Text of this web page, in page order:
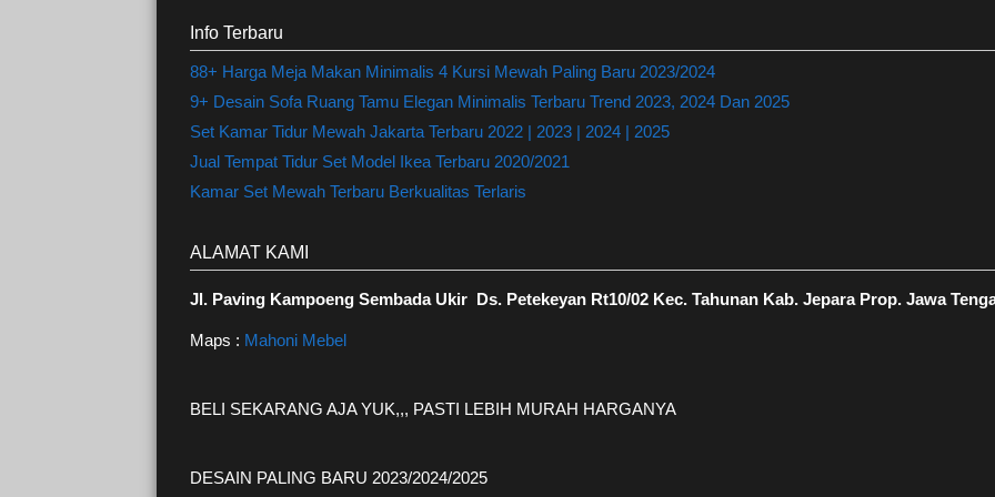
Info Terbaru
88+ Harga Meja Makan Minimalis 4 Kursi Mewah Paling Baru 2023/2024
9+ Desain Sofa Ruang Tamu Elegan Minimalis Terbaru Trend 2023, 2024 Dan 2025
Set Kamar Tidur Mewah Jakarta Terbaru 2022 | 2023 | 2024 | 2025
Jual Tempat Tidur Set Model Ikea Terbaru 2020/2021
Kamar Set Mewah Terbaru Berkualitas Terlaris
ALAMAT KAMI
Jl. Paving Kampoeng Sembada Ukir Ds. Petekeyan Rt10/02 Kec. Tahunan Kab. Jepara Prop. Jawa
Maps : Mahoni Mebel
BELI SEKARANG AJA YUK,,, PASTI LEBIH MURAH HARGANYA
DESAIN PALING BARU 2023/2024/2025